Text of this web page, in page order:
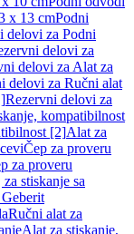
x 13 cmPodni
delovi za Podni
delovi za
delovi za Alat za
delovi za Ručni alat
Rezervni delovi za
kompatibilnost
[2]Alat za
Čep za proveru
za proveru
stiskanje sa
Ručni alat za
Alat za stiskanje,